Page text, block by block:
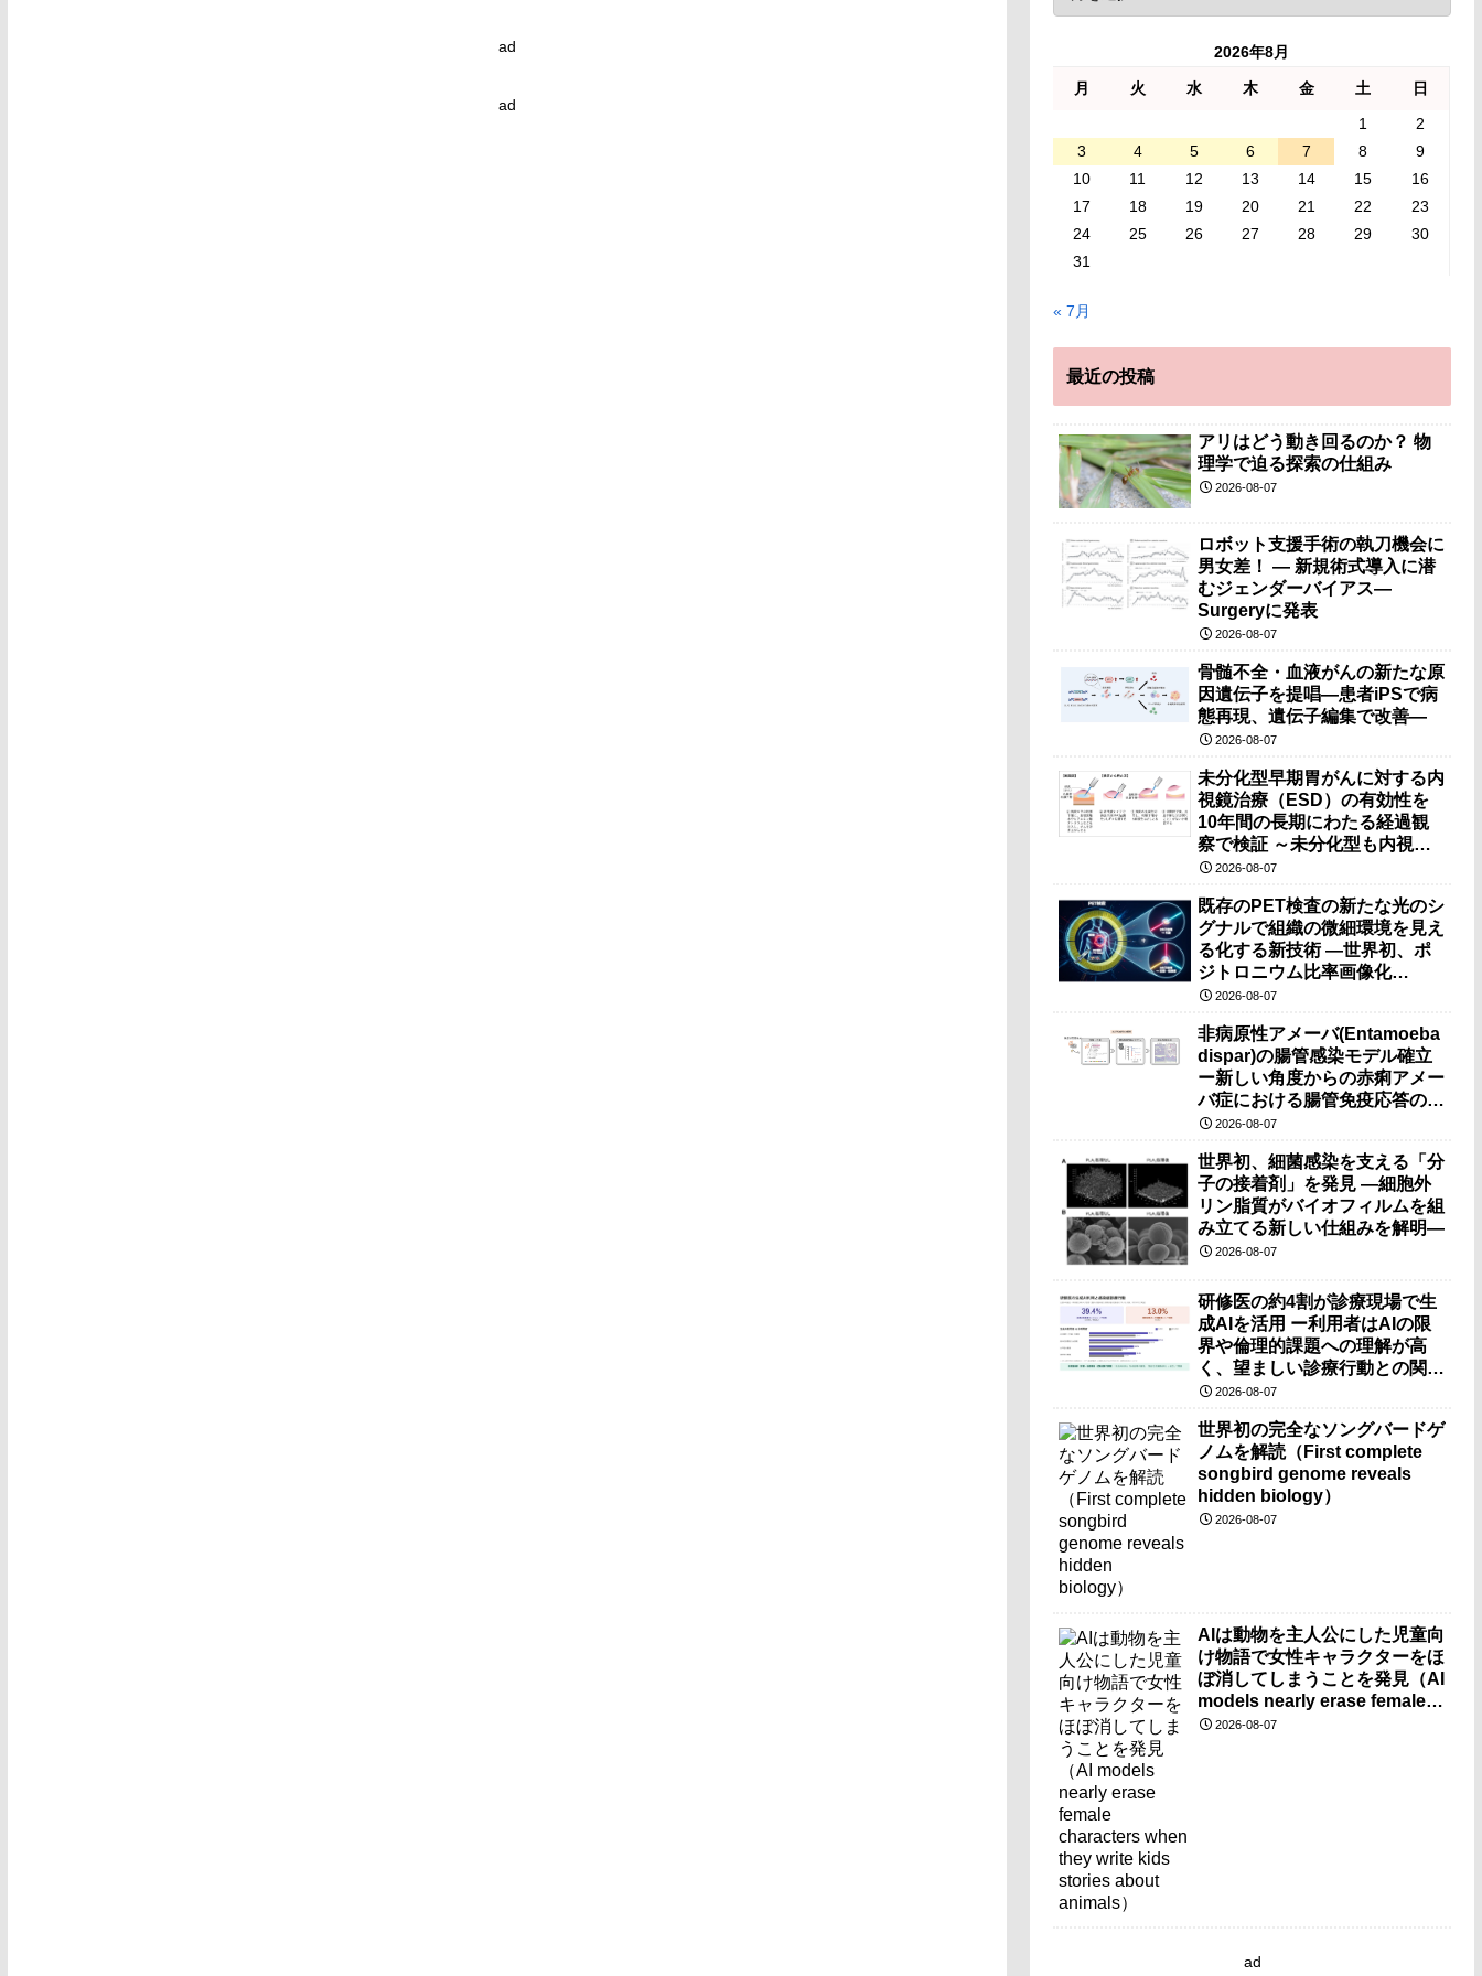
ad
ad
2026年8月
月 火 水 木 金 土
日
1
2
3
4 5 6 7 8
9
10
11 12 13 14 15
16
17
18 19 20 21 22
23
24
25 26 27 28 29
30
31
« 7月
最近の投稿
アリはどう動き回るのか？ 物
理学で迫る探索の仕組み
2026-08-07
ロボット支援手術の執刀機会に
男女差！ — 新規術式導入に潜
むジェンダーバイアス—
Surgeryに発表
2026-08-07
骨髄不全・血液がんの新たな原
因遺伝子を提唱―患者iPSで病
態再現、遺伝子編集で改善―
2026-08-07
未分化型早期胃がんに対する内
視鏡治療（ESD）の有効性を
10年間の長期にわたる経過観
察で検証 ～未分化型も内視鏡
治療で胃の温存が可能～
2026-08-07
既存のPET検査の新たな光のシ
グナルで組織の微細環境を見え
る化する新技術 ―世界初、ポ
ジトロニウム比率画像化
（PRI）の原理検証に成功―
2026-08-07
非病原性アメーバ(Entamoeba
dispar)の腸管感染モデル確立
ー新しい角度からの赤痢アメー
バ症における腸管免疫応答の理
解に期待ー
2026-08-07
世界初、細菌感染を支える「分
子の接着剤」を発見 ―細胞外
リン脂質がバイオフィルムを組
み立てる新しい仕組みを解明―
2026-08-07
研修医の約4割が診療現場で生
成AIを活用 ー利用者はAIの限
界や倫理的課題への理解が高
く、望ましい診療行動との関連
も確認ー
2026-08-07
世界初の完全なソングバードゲ
ノムを解読（First complete
songbird genome reveals
hidden biology）
2026-08-07
AIは動物を主人公にした児童向
け物語で女性キャラクターをほ
ぼ消してしまうことを発見（AI
models nearly erase female
characters when they write
2026-08-07
ad